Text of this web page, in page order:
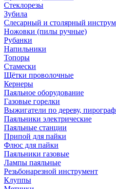
Стеклорезы
Зубила
Слесарный и столярный
Ножовки (пилы ручные)
Рубанки
Напильники
Топоры
Стамески
Щётки проволочные
Кернеры
Паяльное оборудование
Газовые горелки
Выжигатели по дереву,
Паяльники электрические
Паяльные станции
Припой для пайки
Флюс для пайки
Паяльники газовые
Лампы паяльные
Резьбонарезной инструмент
Клуппы